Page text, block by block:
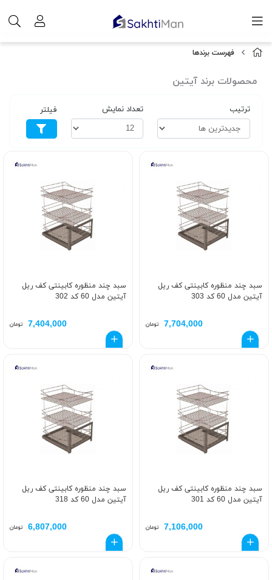
فهرست برندها
محصولات برند آیتین
ترتیب تعداد نمایش فیلتر
سبد چند منظوره کابینتی کف ریل
آیتین مدل 60 کد 303
7,704,000 تومان
سبد چند منظوره کابینتی کف ریل
آیتین مدل 60 کد 302
7,404,000 تومان
سبد چند منظوره کابینتی کف ریل
آیتین مدل 60 کد 301
7,106,000 تومان
سبد چند منظوره کابینتی کف ریل
آیتین مدل 60 کد 318
6,807,000 تومان